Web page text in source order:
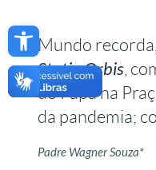
Open toolbar
Mundo
Statio Orbis,
do Papa na
da pandemia;
Padre Wagner Souza*